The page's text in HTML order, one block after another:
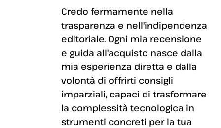
Credo fermamente nella
trasparenza e nell'indipendenza
editoriale. Ogni mia recensione
e guida all'acquisto nasce dalla
mia esperienza diretta e dalla
volontà di offrirti consigli
imparziali, capaci di trasformare
la complessità tecnologica in
strumenti concreti per la tua